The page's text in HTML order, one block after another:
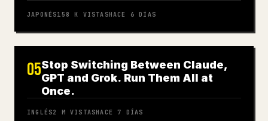
JAPONÉS158 K VISTASHACE 6 DÍAS
05Stop Switching Between Claude,
GPT and Grok. Run Them All at
Once.
INGLÉS2 M VISTASHACE 7 DÍAS